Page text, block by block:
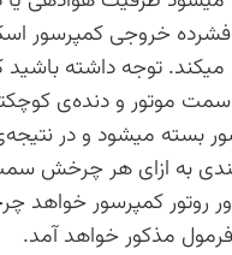
خروجی کمپرسور
میکند. توجه داشته باشید
سمت موتور و دنده‌ی
بسته میشود و در
به ازای هر چرخش
روتور کمپرسور خواهد
فرمول مذکور خواهد آمد.